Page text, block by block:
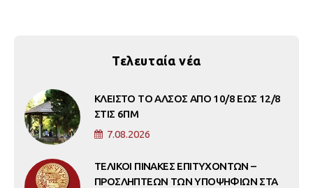
Τελευταία νέα
ΚΛΕΙΣΤΟ ΤΟ ΑΛΣΟΣ ΑΠΟ 10/8 ΕΩΣ 12/8
ΣΤΙΣ 6ΠΜ
7.08.2026
ΤΕΛΙΚΟΙ ΠΙΝΑΚΕΣ ΕΠΙΤΥΧΟΝΤΩΝ –
ΠΡΟΣΛΗΠΤΕΩΝ ΤΩΝ ΥΠΟΨΗΦΙΩΝ ΣΤΑ